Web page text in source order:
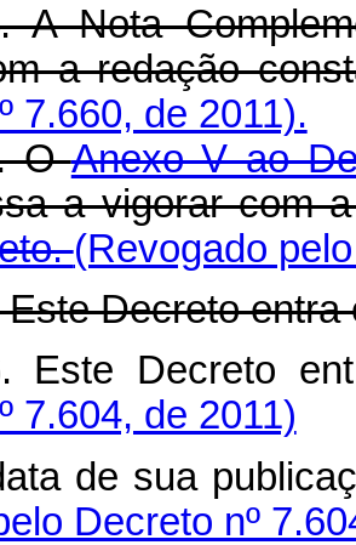
A Nota
a redação
7.660, de 2011).
OAnexo V ao
a vigorar com
(Revogado
Decreto
Este Decreto
7.604, de 2011)
de sua
Decreto nº